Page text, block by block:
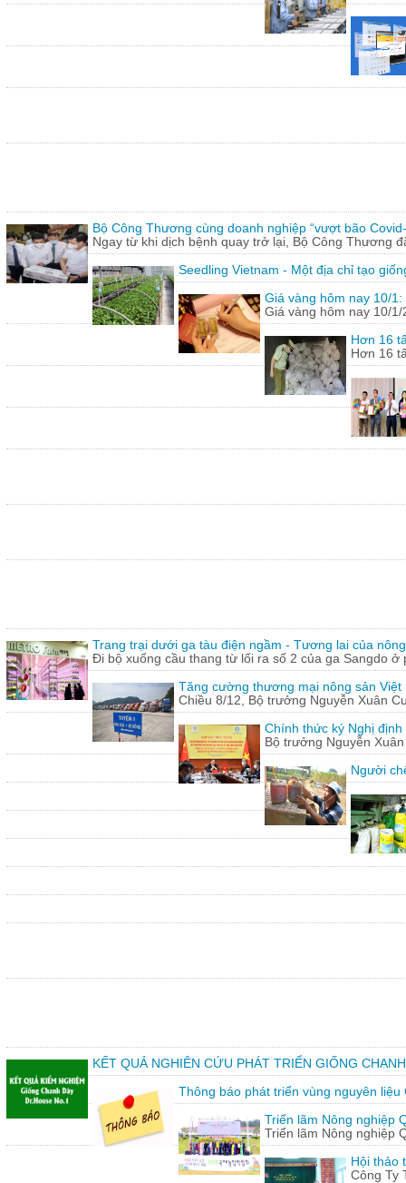
Bộ Công Thương cùng doanh nghiệp “vượt bão
Ngay từ khi dịch bệnh quay trở lại, Bộ Công Thương
Seedling Vietnam - Một địa chỉ tạo
Giá vàng hôm nay 10/
Giá vàng hôm nay 10/
Hơn 16
Hơn 16
Trang trại dưới ga tàu điện ngầm - Tương lai của
Đi bộ xuống cầu thang từ lối ra số 2 của ga Sangdo ở
Tăng cường thương mại nông sản Việt
Chiều 8/12, Bộ trưởng Nguyễn Xuân
Chính thức ký Nghị
Bộ trưởng Nguyễn
Người
KẾT QUẢ NGHIÊN CỨU PHÁT TRIỂN GIỐNG
Thông báo phát triển vùng nguyên liệu
Triển lãm Nông nghiệp
Triển lãm Nông nghiệp
Hội thảo
Công Ty